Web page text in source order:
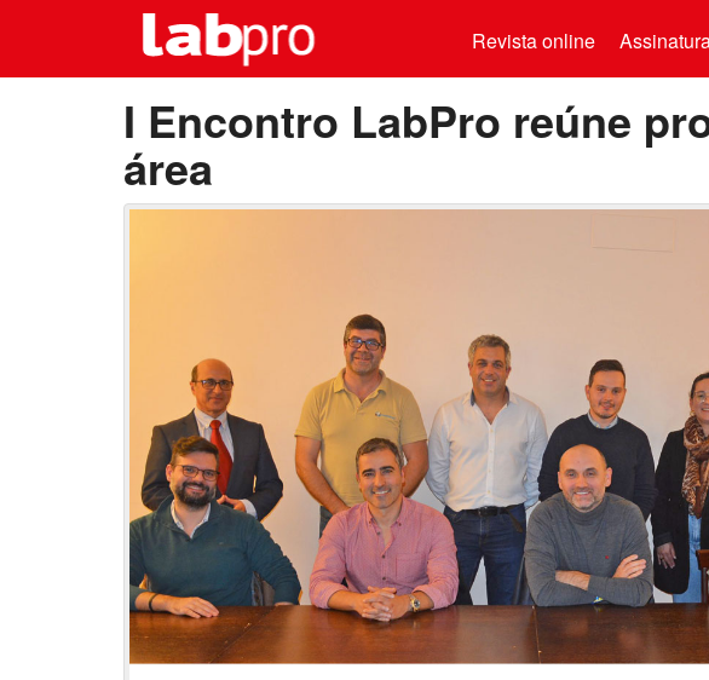
Revista online
I Encontro LabPro reúne
área